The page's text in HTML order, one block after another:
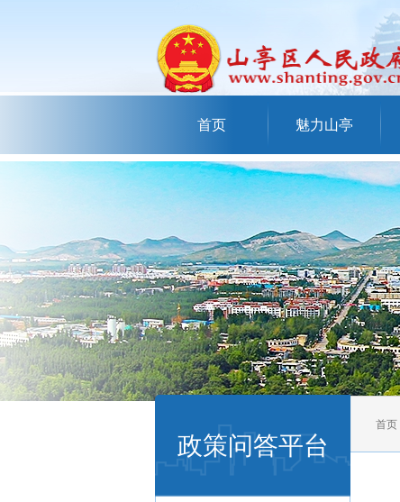
首页 魅力山亭
政策问答平台
首页